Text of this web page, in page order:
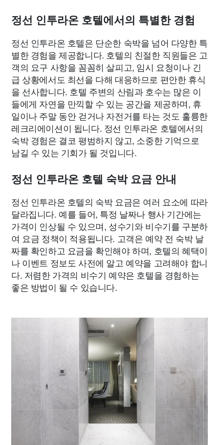
정선 인투라온 호텔에서의 특별한 경험
정선 인투라온 호텔은 단순한 숙박을 넘어 다양한 특
별한 경험을 제공합니다. 호텔의 친절한 직원들은 고
객의 요구 사항을 꼼꼼히 살피고, 임시 요청이나 긴
급 상황에서도 최선을 다해 대응하므로 편안한 휴식
을 선사합니다. 호텔 주변의 산림과 호수는 많은 이
들에게 자연을 만끽할 수 있는 공간을 제공하며, 휴
일이나 주말 동안 걷거나 자전거를 타는 것도 훌륭한
레크리에이션이 됩니다. 정선 인투라온 호텔에서의
숙박 경험은 결코 평범하지 않고, 소중한 기억으로
남길 수 있는 기회가 될 것입니다.
정선 인투라온 호텔 숙박 요금 안내
정선 인투라온 호텔의 숙박 요금은 여러 요소에 따라
달라집니다. 예를 들어, 특정 날짜나 행사 기간에는
가격이 인상될 수 있으며, 성수기와 비수기를 구분하
여 요금 정책이 적용됩니다. 고객은 예약 전 숙박 날
짜를 확인하고 요금을 확인해야 하며, 호텔의 혜택이
나 이벤트 정보도 사전에 알고 예약을 고려해야 합니
다. 저렴한 가격의 비수기 예약은 호텔을 경험하는
좋은 방법이 될 수 있습니다.